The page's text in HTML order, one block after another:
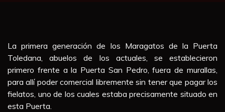
ayuda
a
la
navegación
La primera generación de los Maragatos de la Puerta
Toledana, abuelos de los actuales, se establecieron
primero frente a la Puerta San Pedro, fuera de murallas,
para allí poder comercial libremente sin tener que pagar los
fielatos, uno de los cuales estaba precisamente situado en
esta Puerta.